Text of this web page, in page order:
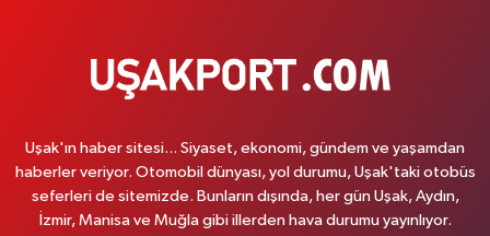
Uşak'ın haber sitesi... Siyaset, ekonomi, gündem ve yaşamdan
haberler veriyor. Otomobil dünyası, yol durumu, Uşak'taki otobüs
seferleri de sitemizde. Bunların dışında, her gün Uşak, Aydın,
İzmir, Manisa ve Muğla gibi illerden hava durumu yayınlıyor.